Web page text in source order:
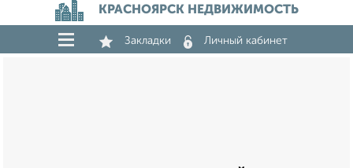
КРАСНОЯРСК НЕДВИЖИМОСТЬ
Закладки Личный кабинет